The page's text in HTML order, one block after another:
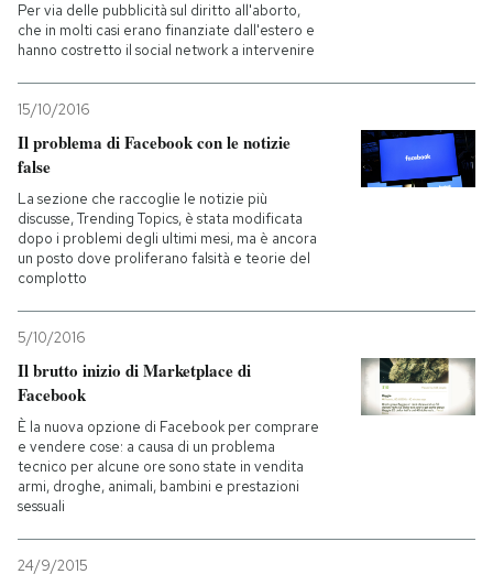
Per via delle pubblicità sul diritto all'aborto,
che in molti casi erano finanziate dall'estero e
hanno costretto il social network a intervenire
15/10/2016
Il problema di Facebook con le notizie
false
La sezione che raccoglie le notizie più
discusse, Trending Topics, è stata modificata
dopo i problemi degli ultimi mesi, ma è ancora
un posto dove proliferano falsità e teorie del
complotto
5/10/2016
Il brutto inizio di Marketplace di
Facebook
È la nuova opzione di Facebook per comprare
e vendere cose: a causa di un problema
tecnico per alcune ore sono state in vendita
armi, droghe, animali, bambini e prestazioni
sessuali
24/9/2015